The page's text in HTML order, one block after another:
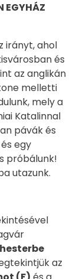
EGYHÁZ
irányt, ahol
és
az anglikán
melletti
mely a
Katalinnal
pávák és
egy
próbálunk!
utazunk.
az